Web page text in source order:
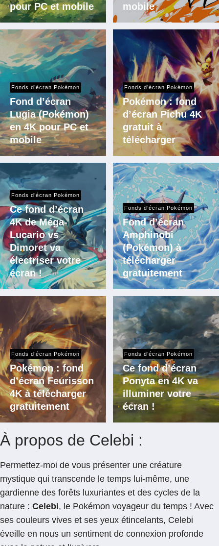
pour PC et mobile
mobile
Fonds d’écran Pokémon
Fond d’écran
Lugia (Pokémon)
en 4K pour PC et
mobile
Fonds d’écran Pokémon
Pokémon : fond
d’écran Pichu 4K
gratuit à
télécharger
Fonds d’écran Pokémon
Ce fond d’écran
4K de Méga-
Lucario vs
Dimoret va
électriser votre
écran !
Fonds d’écran Pokémon
Fond d’écran
Amphinobi
(Pokémon) à
télécharger
gratuitement
Fonds d’écran Pokémon
Pokémon : fond
d’écran Feurisson
4K à télécharger
gratuitement
Fonds d’écran Pokémon
Ce fond d’écran
Ponyta en 4K va
illuminer votre
écran !
À propos de Celebi :
Permettez-moi de vous présenter une créature
mystique qui transcende le temps lui-même, une
gardienne des forêts luxuriantes et des cycles de la
nature : Celebi, le Pokémon voyageur du temps ! Avec
ses couleurs vives et ses yeux étincelants, Celebi
éveille en nous un sentiment de connexion profonde